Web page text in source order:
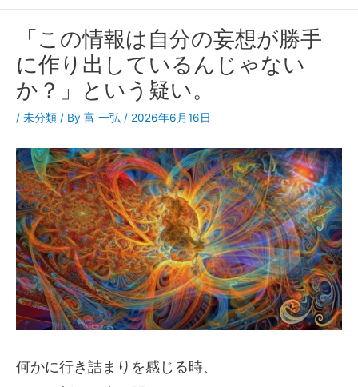
t
「この情報は自分の妄想が勝手
に作り出しているんじゃない
か？」という疑い。
/ 未分類 / By 富 一弘 / 2026年6月16日
何かに行き詰まりを感じる時、